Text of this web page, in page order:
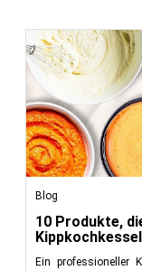
Blog
10 Produkte,
Ein professioneller